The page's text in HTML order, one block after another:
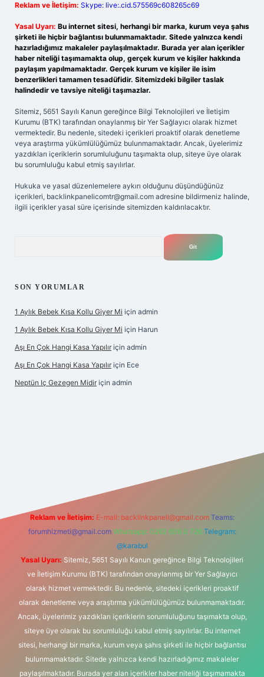
Reklam ve İletişim: Skype: live:.cid.575569c608265c69
Yasal Uyarı: Bu internet sitesi, herhangi bir marka, kurum veya şahıs
şirketi ile hiçbir bağlantısı bulunmamaktadır. Sitede yalnızca kendi
hazırladığımız makaleler paylaşılmaktadır. Burada yer alan içerikler
haber niteliği taşımamakta olup, gerçek kurum ve kişiler hakkında
paylaşım yapılmamaktadır. Gerçek kurum ve kişiler ile isim
benzerlikleri tamamen tesadüfidir. Sitemizdeki bilgiler taslak
halindedir ve tavsiye niteliği taşımazlar.
Sitemiz, 5651 Sayılı Kanun gereğince Bilgi Teknolojileri ve İletişim
Kurumu (BTK) tarafından onaylanmış bir Yer Sağlayıcı olarak hizmet
vermektedir. Bu nedenle, sitedeki içerikleri proaktif olarak denetleme
veya araştırma yükümlülüğümüz bulunmamaktadır. Ancak, üyelerimiz
yazdıkları içeriklerin sorumluluğunu taşımakta olup, siteye üye olarak
bu sorumluluğu kabul etmiş sayılırlar.
Hukuka ve yasal düzenlemelere aykırı olduğunu düşündüğünüz
içerikleri, backlinkpanelicomtr@gmail.com adresine bildirmeniz halinde,
ilgili içerikler yasal süre içerisinde sitemizden kaldırılacaktır.
SON YORUMLAR
1 Aylık Bebek Kısa Kollu Giyer Mi için admin
1 Aylık Bebek Kısa Kollu Giyer Mi için Harun
Aşı En Çok Hangi Kasa Yapılır için admin
Aşı En Çok Hangi Kasa Yapılır için Ece
Neptün Iç Gezegen Midir için admin
Reklam ve İletişim: E-mail: backlinkpaneli@gmail.com Teams:
forumhizmeti@gmail.com Whatsapp: 0262 606 0 726 Telegram:
@karabul
Yasal Uyarı: Sitemiz, 5651 Sayılı Kanun gereğince Bilgi Teknolojileri
ve İletişim Kurumu (BTK) tarafından onaylanmış bir Yer Sağlayıcı
olarak hizmet vermektedir. Bu nedenle, sitedeki içerikleri proaktif
olarak denetleme veya araştırma yükümlülüğümüz bulunmamaktadır.
Ancak, üyelerimiz yazdıkları içeriklerin sorumluluğunu taşımakta olup,
siteye üye olarak bu sorumluluğu kabul etmiş sayılırlar. Bu internet
sitesi, herhangi bir marka, kurum veya şahıs şirketi ile hiçbir bağlantısı
bulunmamaktadır. Sitede yalnızca kendi hazırladığımız makaleler
paylaşılmaktadır. Burada yer alan içerikler haber niteliği taşımamakta